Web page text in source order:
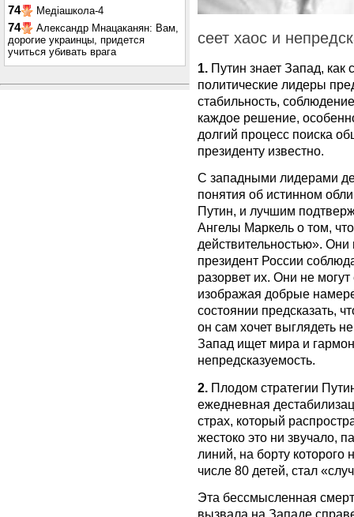
74 Медіашкола-4
74
Александр Мнацаканян: Вам,
дорогие украинцы, придется
учиться убивать врага
сеет хаос и
1. Путин знает Запад, как
политические лидеры
стабильность,
каждое решение,
долгий процесс поиска
президенту известно.
С западными лидерами
понятия об истинном
Путин, и лучшим
Ангелы Маркель о том,
действительностью».
президент России
разорвет их. Они не
изображая добрые
состоянии предсказать,
он сам хочет выглядеть
Запад ищет мира и
непредсказуемость.
2. Плодом стратегии
ежедневная
страх, который
жестоко это ни звучало,
линий, на борту которого
числе 80 детей, стал
Эта бессмысленная
вызвала на Западе